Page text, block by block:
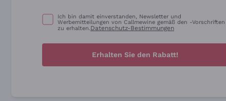
Ich bin damit einverstanden, Newsletter und
Werbemitteilungen von Callmewine gemäß den -Vorschriften
zu erhalten.Datenschutz-Bestimmungen
Erhalten Sie den Rabatt!